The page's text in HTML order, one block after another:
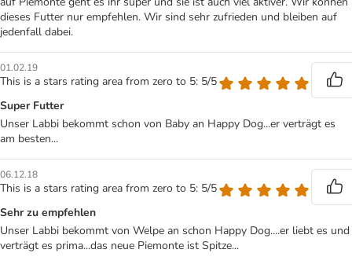
dieses Futter nur empfehlen. Wir sind sehr zufrieden und bleiben auf
jedenfall dabei.
01.02.19
This is a stars rating area from zero to 5: 5/5
Super Futter
Unser Labbi bekommt schon von Baby an Happy Dog...er verträgt es
am besten...
06.12.18
This is a stars rating area from zero to 5: 5/5
Sehr zu empfehlen
Unser Labbi bekommt von Welpe an schon Happy Dog....er liebt es und
verträgt es prima...das neue Piemonte ist Spitze...